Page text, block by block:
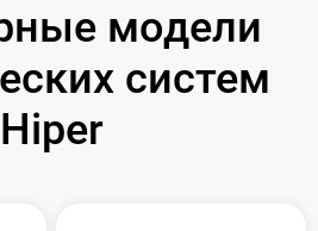
модели
систем
Hiper